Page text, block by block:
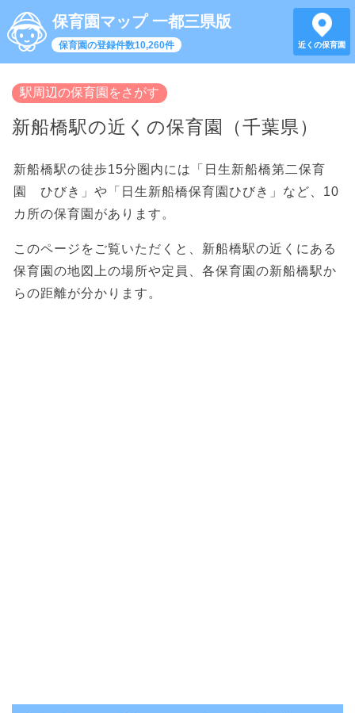
保育園マップ 一都三県版
保育園の登録件数10,260件 近くの保育園
駅周辺の保育園をさがす
新船橋駅の近くの保育園（千葉県）
新船橋駅の徒歩15分圏内には「日生新船橋第二保育
園 ひびき」や「日生新船橋保育園ひびき」など、10
カ所の保育園があります。
このページをご覧いただくと、新船橋駅の近くにある
保育園の地図上の場所や定員、各保育園の新船橋駅か
らの距離が分かります。